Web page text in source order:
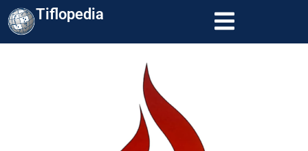
Tiflopedia